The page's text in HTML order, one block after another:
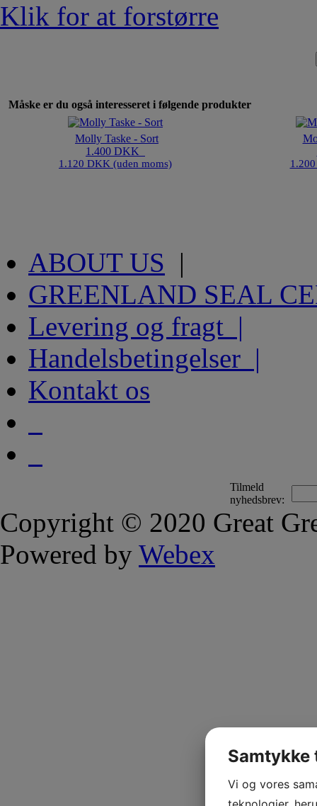
Klik for at forstørre
Måske er du også interesseret i følgende produkter
Molly Taske - Sort
1.400 DKK
1.120 DKK (uden moms)
ABOUT US |
GREENLAND SEAL
Levering og fragt |
Handelsbetingelser |
Kontakt os
Tilmeld
nyhedsbrev:
Copyright © 2020 Great
Powered by Webex
Vi og vores